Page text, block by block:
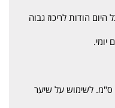
הודות לריכוז גבוה
יומי.
יש להתיז על השיער ממרחק של כ- 10 ס"מ. לשימוש על שיער